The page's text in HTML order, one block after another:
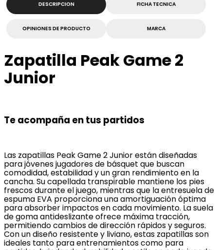
DESCRIPCION FICHA TECNICA
OPINIONES DE PRODUCTO MARCA
Zapatilla Peak Game 2
Junior
Te acompaña en tus partidos
Las zapatillas Peak Game 2 Junior están diseñadas
para jóvenes jugadores de básquet que buscan
comodidad, estabilidad y un gran rendimiento en la
cancha. Su capellada transpirable mantiene los pies
frescos durante el juego, mientras que la entresuela de
espuma EVA proporciona una amortiguación óptima
para absorber impactos en cada movimiento. La suela
de goma antideslizante ofrece máxima tracción,
permitiendo cambios de dirección rápidos y seguros.
Con un diseño resistente y liviano, estas zapatillas son
ideales tanto para entrenamientos como para